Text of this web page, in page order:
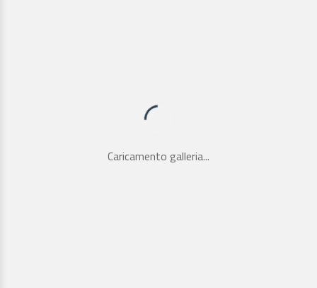
Caricamento galleria...